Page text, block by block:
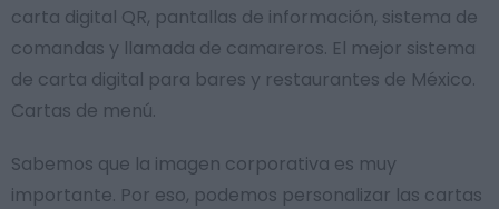
carta digital QR, pantallas de información, sistema de
comandas y llamada de camareros. El mejor sistema
de carta digital para bares y restaurantes de México.
Cartas de menú.
Sabemos que la imagen corporativa es muy
importante. Por eso, podemos personalizar las cartas